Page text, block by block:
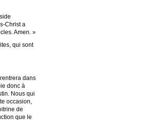
Christ a
Amen. »
qui sont
dans
donc à
Nous qui
occasion,
de
que le